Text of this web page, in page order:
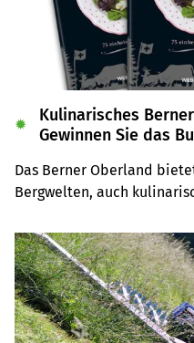
Kulinarisches
Gewinnen Sie das
Das Berner Oberland
Bergwelten, auch
«Alpe-Chuchi – Berner
✹